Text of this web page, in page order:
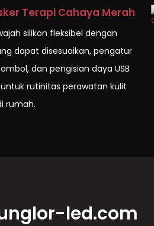
Terapi Cahaya Merah
silikon fleksibel dengan
dapat disesuaikan, pengatur
dan pengisian daya USB
rutinitas perawatan kulit
rumah.
led.com